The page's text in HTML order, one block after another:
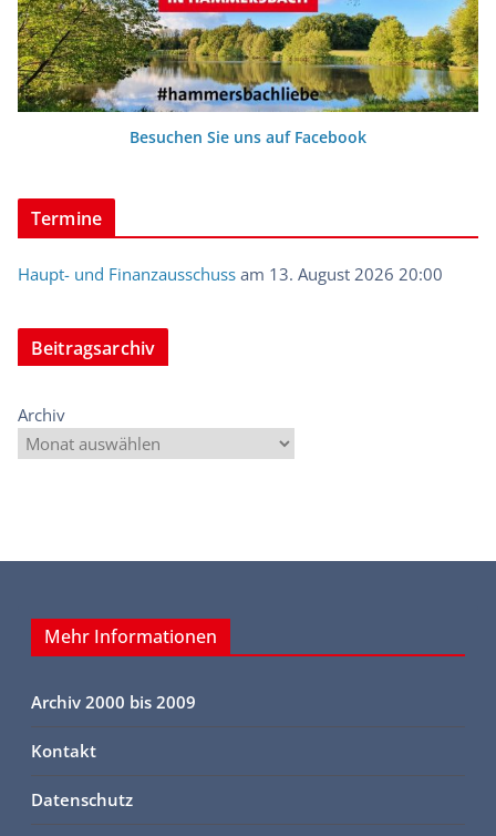
Besuchen Sie uns auf Facebook
Termine
Haupt- und Finanzausschuss am 13. August 2026 20:00
Beitragsarchiv
Archiv
Mehr Informationen
Archiv 2000 bis 2009
Kontakt
Datenschutz